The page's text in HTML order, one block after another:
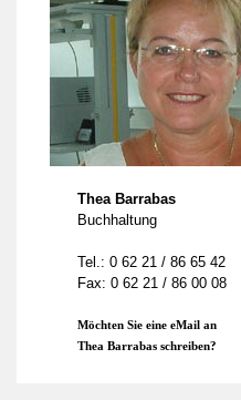
Thea Barrabas
Buchhaltung
Tel.: 0 62 21 / 86 65 42
Fax: 0 62 21 / 86 00 08
Möchten Sie eine eMail an
Thea Barrabas schreiben?